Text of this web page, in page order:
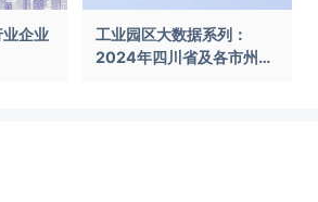
企业
工业园区大数据系列：
2024年四川省及各市州工